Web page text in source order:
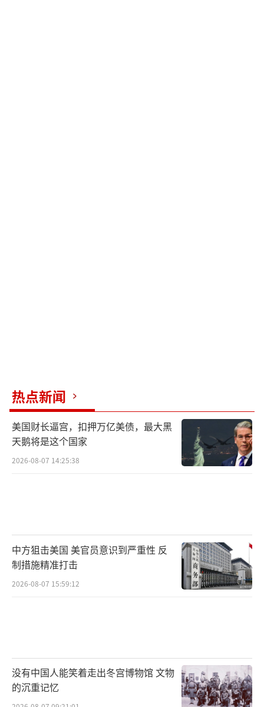
热点新闻
美国财长逼宫，扣押万亿美债，最大黑
天鹅将是这个国家
2026-08-07 14:25:38
中方狙击美国 美官员意识到严重性 反
制措施精准打击
2026-08-07 15:59:12
没有中国人能笑着走出冬宫博物馆 文物
的沉重记忆